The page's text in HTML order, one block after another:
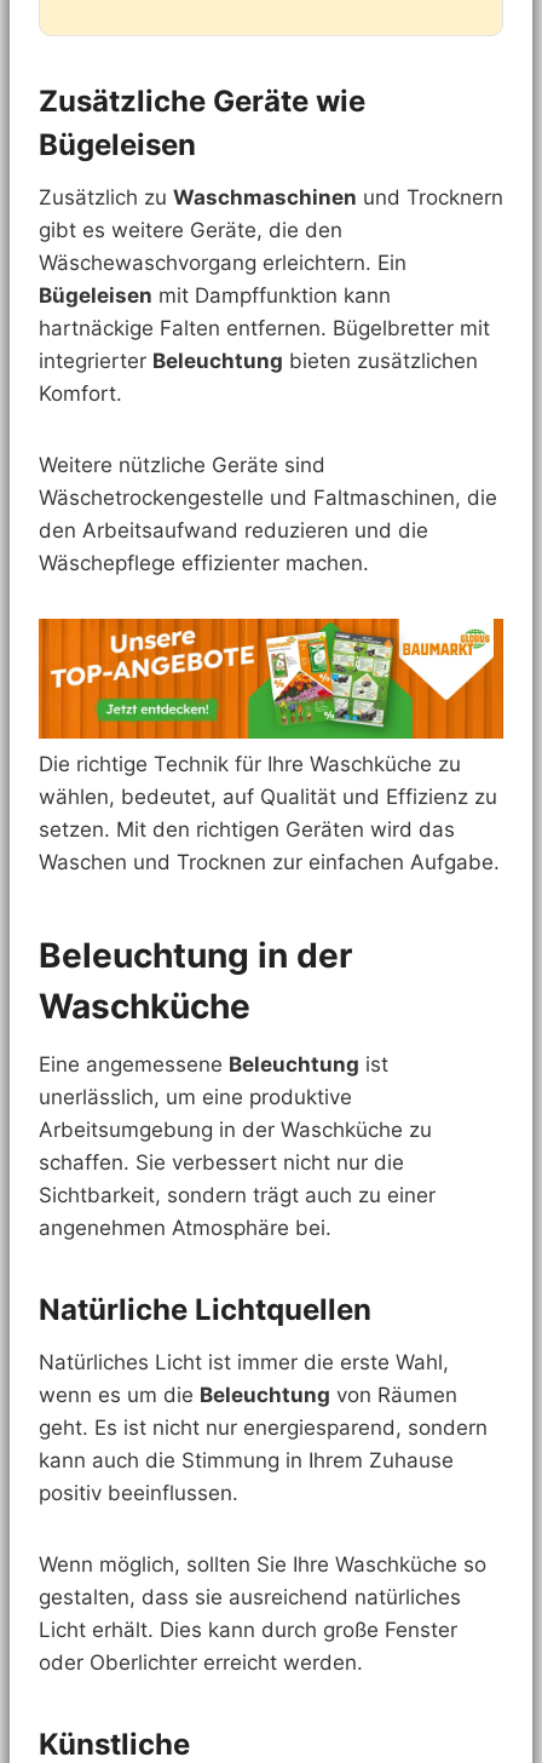
Zusätzliche Geräte wie
Bügeleisen
Zusätzlich zu Waschmaschinen und Trocknern
gibt es weitere Geräte, die den
Wäschewaschvorgang erleichtern. Ein
Bügeleisen mit Dampffunktion kann
hartnäckige Falten entfernen. Bügelbretter mit
integrierter Beleuchtung bieten zusätzlichen
Komfort.
Weitere nützliche Geräte sind
Wäschetrockengestelle und Faltmaschinen, die
den Arbeitsaufwand reduzieren und die
Wäschepflege effizienter machen.
Die richtige Technik für Ihre Waschküche zu
wählen, bedeutet, auf Qualität und Effizienz zu
setzen. Mit den richtigen Geräten wird das
Waschen und Trocknen zur einfachen Aufgabe.
Beleuchtung in der
Waschküche
Eine angemessene Beleuchtung ist
unerlässlich, um eine produktive
Arbeitsumgebung in der Waschküche zu
schaffen. Sie verbessert nicht nur die
Sichtbarkeit, sondern trägt auch zu einer
angenehmen Atmosphäre bei.
Natürliche Lichtquellen
Natürliches Licht ist immer die erste Wahl,
wenn es um die Beleuchtung von Räumen
geht. Es ist nicht nur energiesparend, sondern
kann auch die Stimmung in Ihrem Zuhause
positiv beeinflussen.
Wenn möglich, sollten Sie Ihre Waschküche so
gestalten, dass sie ausreichend natürliches
Licht erhält. Dies kann durch große Fenster
oder Oberlichter erreicht werden.
Künstliche